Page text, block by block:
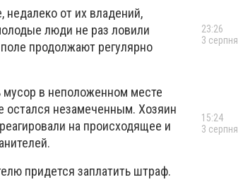
от их владений,
люди не раз ловили
продолжают регулярно
мусор в неположенном месте
остался незамеченным. Хозяин
на происходящее и
придется заплатить штраф.
23:26
3 серпня
15:24
3 серпня